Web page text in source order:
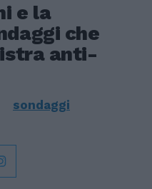
e la
che
anti-
sondaggi